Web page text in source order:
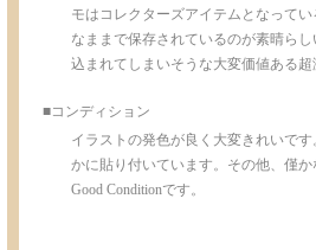
モはコレクターズアイテムとなって
なままで保存されているのが素晴ら
込まれてしまいそうな大変価値ある超
■コンディション
イラストの発色が良く大変きれいで
かに貼り付いています。その他、僅
Good Conditionです。